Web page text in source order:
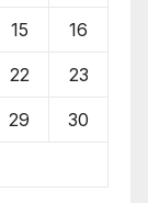
15 16
22 23
29 30